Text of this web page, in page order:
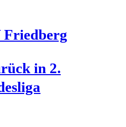
Friedberg
in 2.